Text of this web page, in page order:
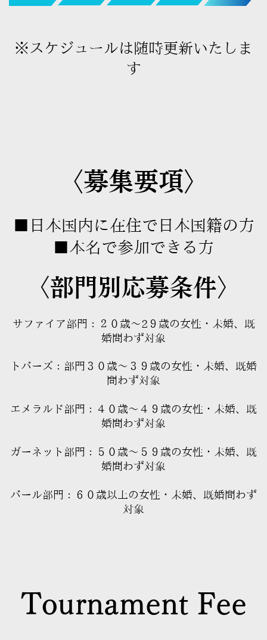
※スケジュールは随時更新いたしま
す
〈募集要項〉
■日本国内に在住で日本国籍の方
■本名で参加できる方
〈部門別応募条件〉
サファイア部門：２０歳〜2９歳の女性・未婚、既
婚問わず対象
トパーズ：部門３０歳〜３９歳の女性・未婚、既婚
問わず対象
エメラルド部門：４０歳〜４９歳の女性・未婚、既
婚問わず対象
ガーネット部門：５０歳〜５９歳の女性・未婚、既
婚問わず対象
パール部門：６０歳以上の女性・未婚、既婚問わず
対象
Tournament Fee